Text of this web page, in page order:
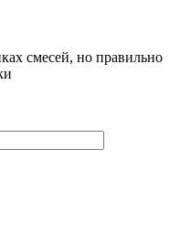
смесей, но правильно